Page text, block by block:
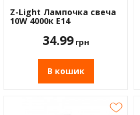
Z-Light Лампочка свеча
10W 4000к Е14
34.99грн
В кошик